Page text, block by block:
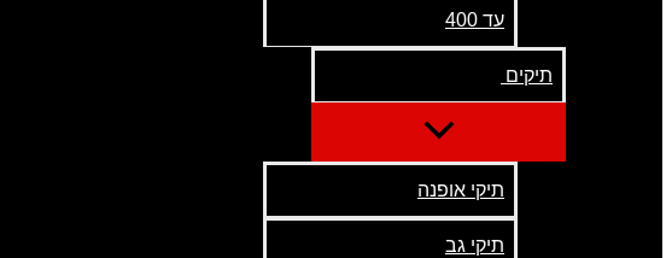
עד 400
תיקים
תיקי אופנה
תיקי גב